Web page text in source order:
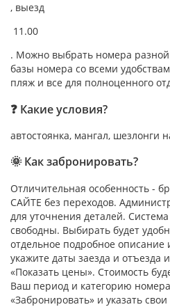
, выезд
11.00
. Можно выбрать номера
базы номера со всеми
пляж и все для полноценного
❓ Какие условия?
автостоянка, мангал, шезлонги
🌞 Как забронировать?
Отличительная особенность -
САЙТЕ без переходов.
для уточнения деталей.
свободны. Выбирать будет
отдельное подробное описание
укажите даты заезда и отъезда
«Показать цены». Стоимость
Ваш период и категорию
«Забронировать» и указать